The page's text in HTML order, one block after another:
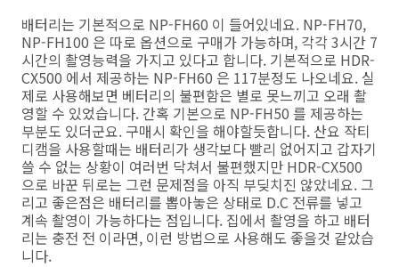
배터리는 기본적으로 NP-FH60 이 들어있네요. NP-FH70,
NP-FH100 은 따로 옵션으로 구매가 가능하며, 각각 3시간 7
시간의 촬영능력을 가지고 있다고 합니다. 기본적으로 HDR-
CX500 에서 제공하는 NP-FH60 은 117분정도 나오네요. 실
제로 사용해보면 베터리의 불편함은 별로 못느끼고 오래 촬
영할 수 있었습니다. 간혹 기본으로 NP-FH50 를 제공하는
부분도 있더군요. 구매시 확인을 해야할듯합니다. 산요 작티
디캠을 사용할때는 배터리가 생각보다 빨리 없어지고 갑자기
쓸 수 없는 상황이 여러번 닥쳐서 불편했지만 HDR-CX500
으로 바꾼 뒤로는 그런 문제점을 아직 부딪치진 않았네요. 그
리고 좋은점은 배터리를 뽑아놓은 상태로 D.C 전류를 넣고
계속 촬영이 가능하다는 점입니다. 집에서 촬영을 하고 배터
리는 충전 전 이라면, 이런 방법으로 사용해도 좋을것 같았습
니다.